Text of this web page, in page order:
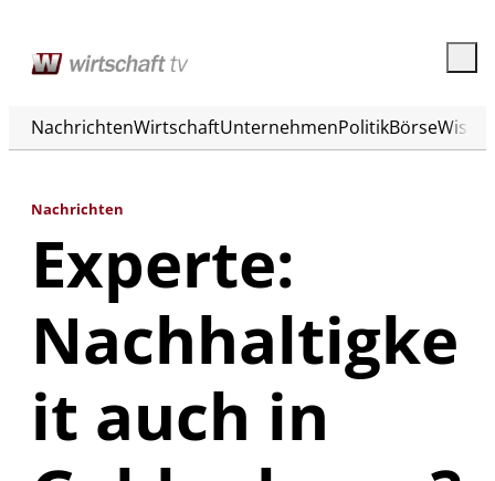
NachrichtenWirtschaftUnternehmenPolitikBörse
Nachrichten
Experte:
Nachhaltigke
it auch in